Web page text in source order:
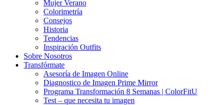
Mujer Verano
Colorimetría
Consejos
Historia
Tendencias
Inspiración Outfits
Sobre Nosotros
Transfórmate
Asesoría de Imagen Online
Diagnostico de Imagen Prime Mirror
Programa Transformación 8 Semanas | ColorFitU
Test – que necesita tu imagen